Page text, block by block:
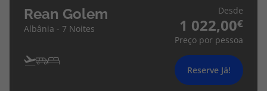
Rean Golem
Albânia - 7 Noites
Desde
1 022,00
Preço por pessoa
Reserve Já!